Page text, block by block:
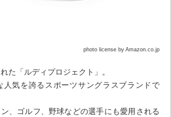
photo license by Amazon.co.jp
た「ルディプロジェクト」。
人気を誇るスポーツサングラスブランドで
、ゴルフ、野球などの選手にも愛用される